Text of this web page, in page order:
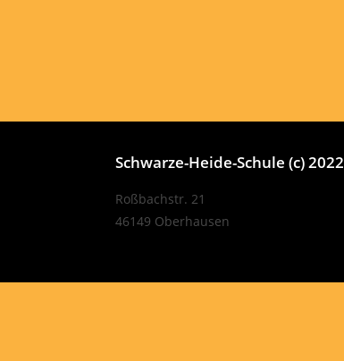
Schwarze-Heide-Schule (c) 2022
Roßbachstr. 21
46149 Oberhausen